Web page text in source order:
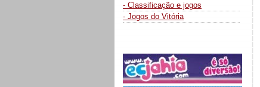
- Classificação e jogos
- Jogos do Vitória